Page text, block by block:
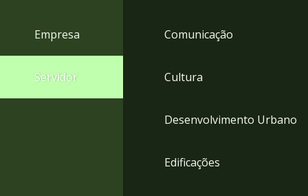
menu
para
Empresa
Servidor
Comunicação
Cultura
Desenvolvimento Urbano
Edificações